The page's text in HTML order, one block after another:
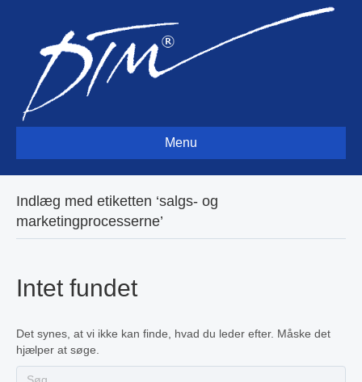
Menu
Indlæg med etiketten ‘salgs- og
marketingprocesserne’
Intet fundet
Det synes, at vi ikke kan finde, hvad du leder efter. Måske det
hjælper at søge.